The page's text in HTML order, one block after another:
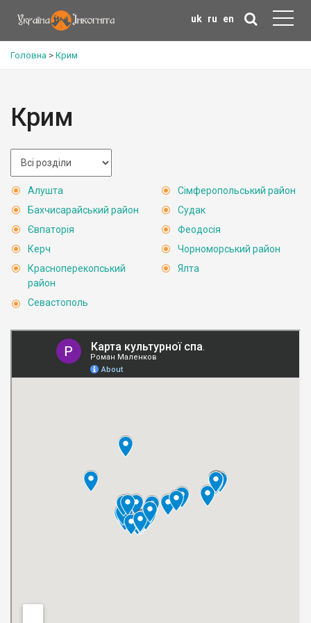
uk ru en
Головна > Крим
Крим
Алушта
Бахчисарайський район
Євпаторія
Керч
Красноперекопський
район
Севастополь
Сімферопольський район
Судак
Феодосія
Чорноморський район
Ялта